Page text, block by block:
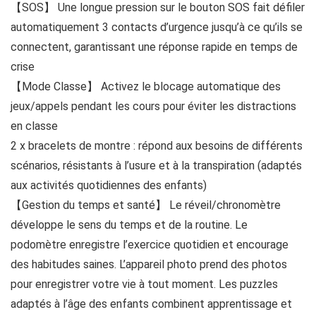
【SOS】 Une longue pression sur le bouton SOS fait défiler
automatiquement 3 contacts d’urgence jusqu’à ce qu’ils se
connectent, garantissant une réponse rapide en temps de
crise
【Mode Classe】 Activez le blocage automatique des
jeux/appels pendant les cours pour éviter les distractions
en classe
2 x bracelets de montre : répond aux besoins de différents
scénarios, résistants à l’usure et à la transpiration (adaptés
aux activités quotidiennes des enfants)
【Gestion du temps et santé】 Le réveil/chronomètre
développe le sens du temps et de la routine. Le
podomètre enregistre l’exercice quotidien et encourage
des habitudes saines. L’appareil photo prend des photos
pour enregistrer votre vie à tout moment. Les puzzles
adaptés à l’âge des enfants combinent apprentissage et